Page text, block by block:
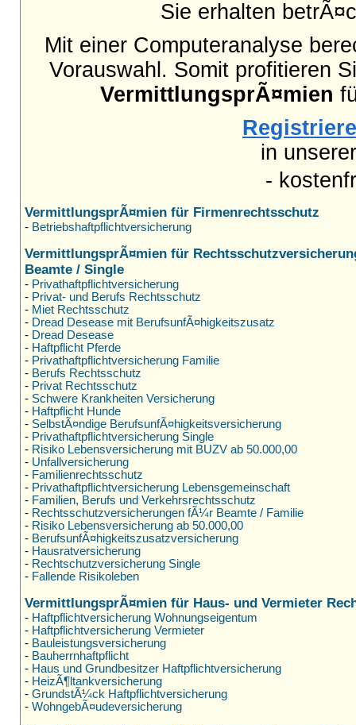
Sie erhalten
Mit einer Computeranalyse
Vorauswahl. Somit profitieren
VermittlungsprÃ¤mien
in
-
VermittlungsprÃ¤mien für Firmenrechtsschutz
- Betriebshaftpflichtversicherung
VermittlungsprÃ¤mien für
Beamte / Single
- Privathaftpflichtversicherung
- Privat- und Berufs Rechtsschutz
- Miet Rechtsschutz
- Dread Desease mit BerufsunfÃ¤higkeitszusatz
- Dread Desease
- Haftpflicht Pferde
- Privathaftpflichtversicherung Familie
- Berufs Rechtsschutz
- Privat Rechtsschutz
- Schwere Krankheiten Versicherung
- Haftpflicht Hunde
- SelbstÃ¤ndige BerufsunfÃ¤higkeitsversicherung
- Privathaftpflichtversicherung Single
- Risiko Lebensversicherung mit BUZV ab 50.000,00
- Unfallversicherung
- Familienrechtsschutz
- Privathaftpflichtversicherung Lebensgemeinschaft
- Familien, Berufs und Verkehrsrechtsschutz
- Rechtsschutzversicherungen fÃ¼r Beamte / Familie
- Risiko Lebensversicherung ab 50.000,00
- BerufsunfÃ¤higkeitszusatzversicherung
- Hausratversicherung
- Rechtschutzversicherung Single
- Fallende Risikoleben
VermittlungsprÃ¤mien für Haus- und Vermieter
- Haftpflichtversicherung Wohnungseigentum
- Haftpflichtversicherung Vermieter
- Bauleistungsversicherung
- Bauherrnhaftpflicht
- Haus und Grundbesitzer Haftpflichtversicherung
- HeizÃ¶ltankversicherung
- GrundstÃ¼ck Haftpflichtversicherung
- WohngebÃ¤udeversicherung